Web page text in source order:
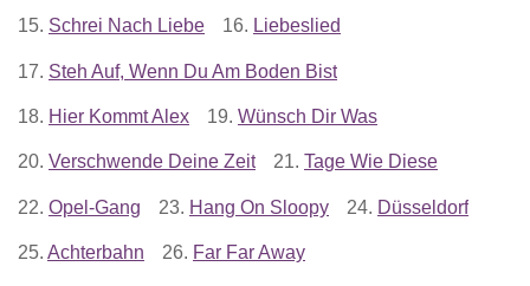
15. Schrei Nach Liebe 16. Liebeslied
17. Steh Auf, Wenn Du Am Boden Bist
18. Hier Kommt Alex 19. Wünsch Dir Was
20. Verschwende Deine Zeit 21. Tage Wie Diese
22. Opel-Gang 23. Hang On Sloopy 24. Düsseldorf
25. Achterbahn 26. Far Far Away